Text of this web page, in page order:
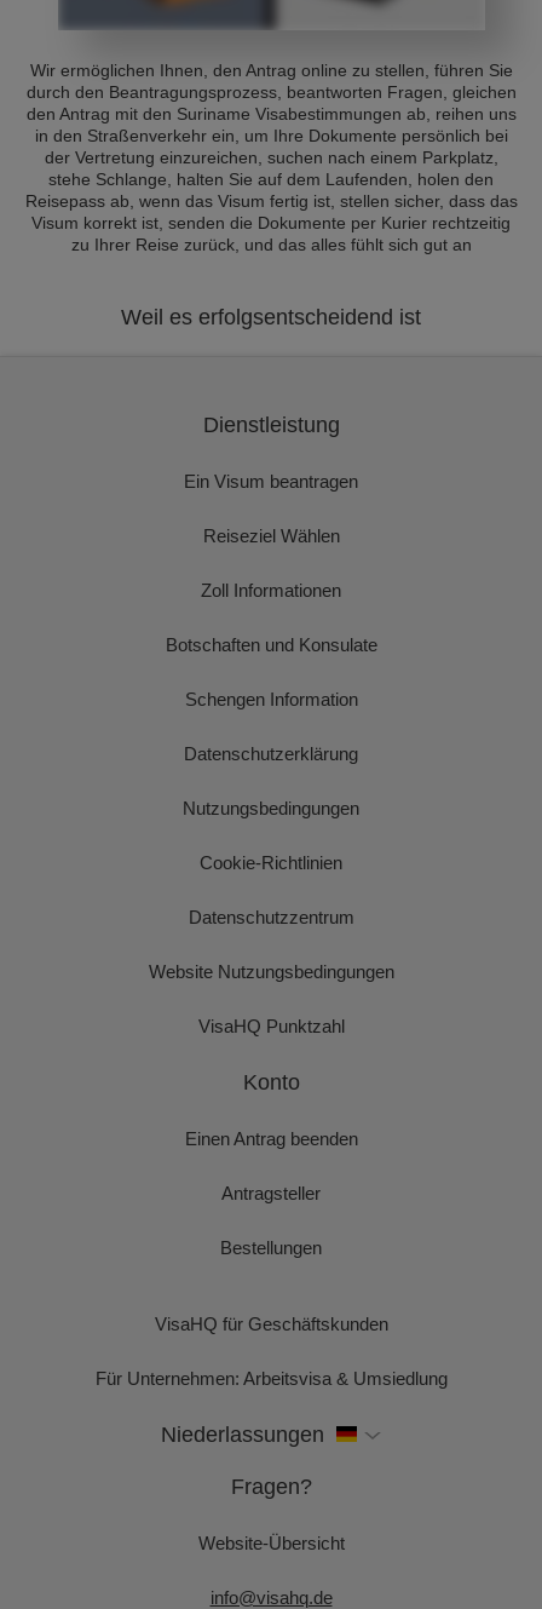
Wir ermöglichen Ihnen, den Antrag online zu stellen, führen Sie
durch den Beantragungsprozess, beantworten Fragen, gleichen
den Antrag mit den Suriname Visabestimmungen ab, reihen uns
in den Straßenverkehr ein, um Ihre Dokumente persönlich bei
der Vertretung einzureichen, suchen nach einem Parkplatz,
stehe Schlange, halten Sie auf dem Laufenden, holen den
Reisepass ab, wenn das Visum fertig ist, stellen sicher, dass das
Visum korrekt ist, senden die Dokumente per Kurier rechtzeitig
zu Ihrer Reise zurück, und das alles fühlt sich gut an
Weil es erfolgsentscheidend ist
Dienstleistung
Ein Visum beantragen
Reiseziel Wählen
Zoll Informationen
Botschaften und Konsulate
Schengen Information
Datenschutzerklärung
Nutzungsbedingungen
Cookie-Richtlinien
Datenschutzzentrum
Website Nutzungsbedingungen
VisaHQ Punktzahl
Konto
Einen Antrag beenden
Antragsteller
Bestellungen
VisaHQ für Geschäftskunden
Für Unternehmen: Arbeitsvisa & Umsiedlung
Niederlassungen
Fragen?
Website-Übersicht
info@visahq.de